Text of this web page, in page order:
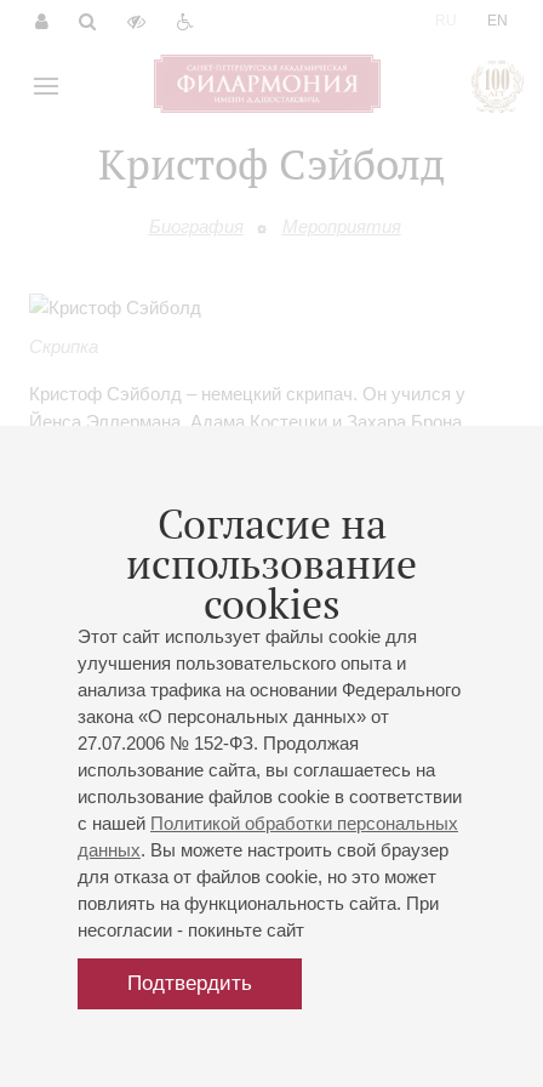
EN
Кристоф Сэйболд
Биография Мероприятия
Согласие на
использование
cookies
Этот сайт использует файлы cookie для
улучшения пользовательского опыта и
анализа трафика на основании Федерального
закона «О персональных данных» от
27.07.2006 № 152-ФЗ. Продолжая
использование сайта, вы соглашаетесь на
использование файлов cookie в соответствии
с нашей Политикой обработки персональных
данных. Вы можете настроить свой браузер
для отказа от файлов cookie, но это может
повлиять на функциональность сайта. При
несогласии - покиньте сайт
Подтвердить
Скрипка
Кристоф Сэйболд – немецкий скрипач. Он учился у
Йенса Эллермана, Адама Костецки и Захара Брона.
– автор аранжировок и импровизаций на темы известных
Скрипач выступал в таких залах, как Концертгебау,
Гамбургский Leiszhalle, Штутгартский Liederhalle,
Нюрнбергский Meistersingerhalle, Мюнхенские
Herkulessaal и Prinzregententheater, Бременский Glocke и
Висбаденский Kurhaus, а также Токийский Opera City,
CDC Торонто и др.
Сэйболд регулярно выступает с оркестрами, в числе
которых Пражский Radio Philharmonic, филармонические
оркестры Торонто и Бонна, Оркестр Чешского радио,
Philharmonie der Nationen, Вюртембергский камерный
оркестр, Оркестр Братиславского радио, Лисбонский
камерный оркестр и др.
Кристоф Сэйболд – приглашённый артист Музыкального
фестиваля Ammersee.